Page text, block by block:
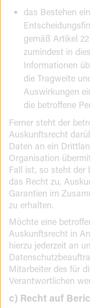
das Bestehen
gemäß Artikel
zumindest in
Informationen
die Tragweite
Auswirkungen
die betroffene
Ferner steht der
Auskunftsrecht
Daten an ein
Organisation
Fall ist, so steht der
das Recht zu,
Garantien im
zu erhalten.
Möchte eine
Auskunftsrecht in
hierzu jederzeit an
Mitarbeiter des für
Verantwortlichen
c) Recht auf